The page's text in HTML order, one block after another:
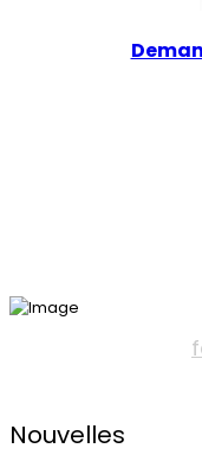
Nouvelles